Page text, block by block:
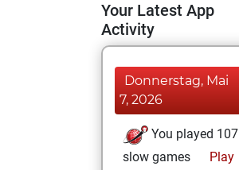
Your Latest App
Activity
Donnerstag, Mai
7, 2026
You played 107
slow games
Play